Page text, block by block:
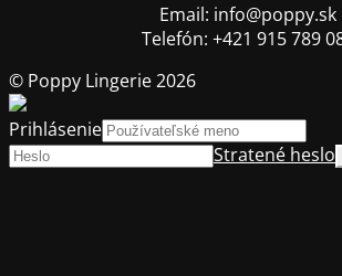
Email: info@poppy.sk
Telefón: +421 915 789
© Poppy Lingerie 2026
Prihlásenie
Stratené heslo